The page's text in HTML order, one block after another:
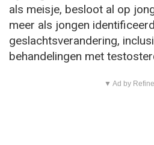
als meisje, besloot al op
meer als jongen
geslachtsverandering,
behandelingen met
▼ Ad by